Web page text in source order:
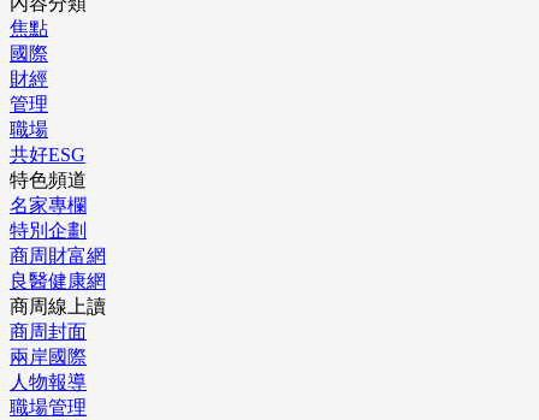
焦點
國際
財經
管理
職場
共好ESG
特色頻道
名家專欄
特別企劃
商周財富網
良醫健康網
商周線上讀
商周封面
兩岸國際
人物報導
職場管理